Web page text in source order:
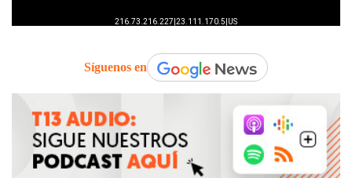
Síguenos en